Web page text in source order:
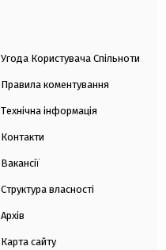
Угода Користувача Спільноти
Правила коментування
Технічна інформація
Контакти
Вакансії
Структура власності
Архів
Карта сайту